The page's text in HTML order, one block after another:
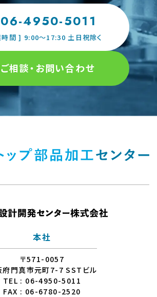
06-4950-5011
間 ] 9:00〜17:30 土日祝除く
ご相談・お問い合わせ
本社
〒571-0057
府門真市元町7-7 SSTビル
TEL : 06-4950-5011
FAX : 06-6780-2520